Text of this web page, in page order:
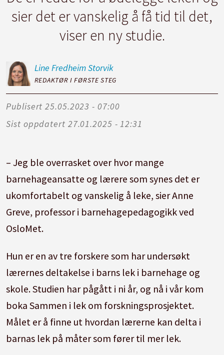
sier det er vanskelig å få tid til det,
viser en ny studie.
Line FredheimStorvik
REDAKTØR I FØRSTE STEG
Publisert
25.05.2023 - 07:00
Sist oppdatert
27.01.2025 - 12:31
– Jeg ble overrasket over hvor mange
barnehageansatte og lærere som synes det er
ukomfortabelt og vanskelig å leke, sier Anne
Greve, professor i barnehagepedagogikk ved
OsloMet.
Hun er en av tre forskere som har undersøkt
lærernes deltakelse i barns lek i barnehage og
skole. Studien har pågått i ni år, og nå i vår kom
boka Sammen i lek om forskningsprosjektet.
Målet er å finne ut hvordan lærerne kan delta i
barnas lek på måter som fører til mer lek.